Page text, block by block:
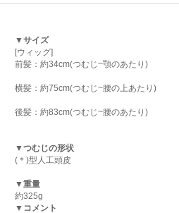
▼サイズ
[ウィッグ]
前髪：約34cm(つむじ~顎のあたり)
横髪：約75cm(つむじ~腰の上あたり)
後髪：約83cm(つむじ~腰のあたり)
▼つむじの形状
(＊)型人工頭皮
▼重量
約325g
▼コメント